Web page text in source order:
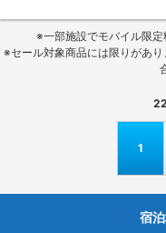
※一部施設でモバイル限定
※セール対象商品には限りがあ
22
1
宿